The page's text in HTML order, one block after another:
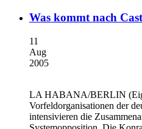
Was kommt nach
11
Aug
2005
LA HABANA/BERLIN
Vorfeldorganisationen der
intensivieren die